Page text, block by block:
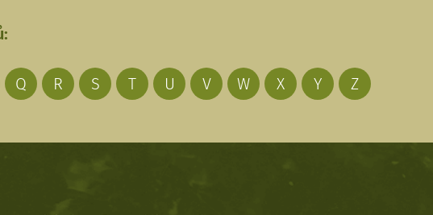
Q R S T U V W X Y Z